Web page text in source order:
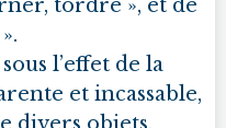
tordre », et de
l’effet de la
et incassable,